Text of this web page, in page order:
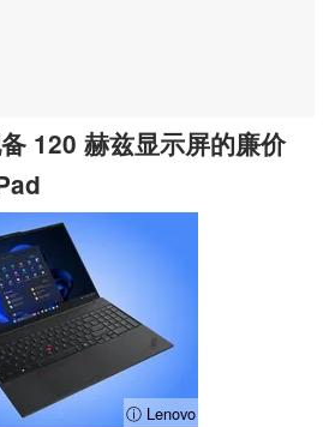
120 赫兹显示屏的廉价
ⓘ Lenovo